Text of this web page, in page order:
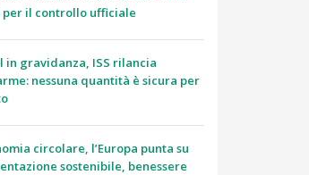
per il controllo ufficiale
in gravidanza, ISS rilancia
nessuna quantità è sicura per
circolare, l’Europa punta su
sostenibile, benessere